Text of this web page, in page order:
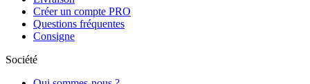
Créer un compte PRO
Questions fréquentes
Consigne
Société